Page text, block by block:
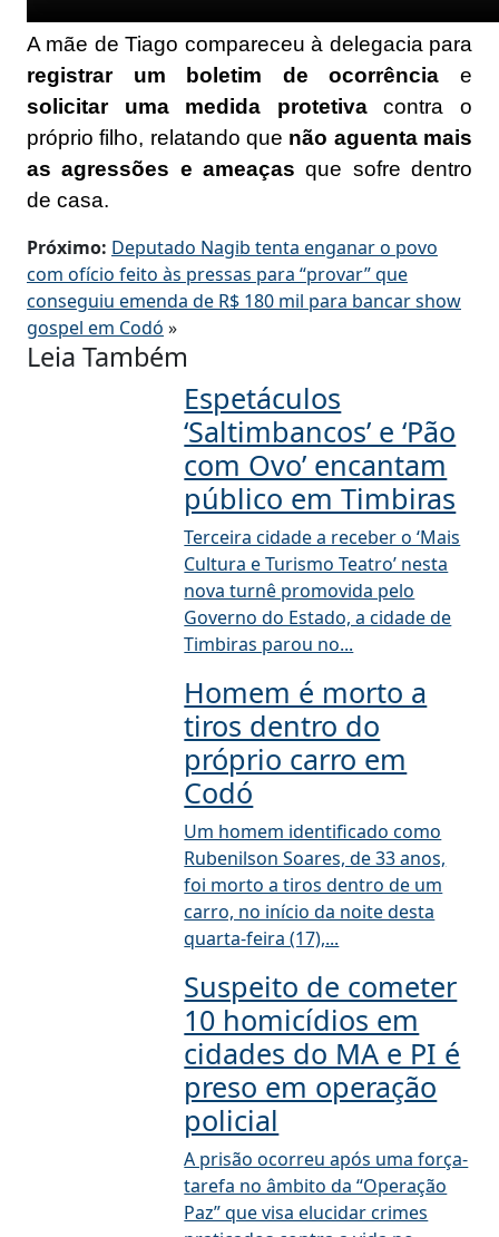
A mãe de Tiago compareceu à delegacia para
registrar um boletim de ocorrência e
solicitar uma medida protetivacontra o
próprio filho, relatando que não aguenta mais
as agressões e ameaças que sofre dentro
de casa.
Próximo: Deputado Nagib tenta enganar o povo
com ofício feito às pressas para “provar” que
conseguiu emenda de R$ 180 mil para bancar show
gospel em Codó »
Leia Também
Espetáculos
‘Saltimbancos’ e ‘Pão
com Ovo’ encantam
público em Timbiras
Terceira cidade a receber o ‘Mais
Cultura e Turismo Teatro’ nesta
nova turnê promovida pelo
Governo do Estado, a cidade de
Timbiras parou no...
Homem é morto a
tiros dentro do
próprio carro em
Codó
Um homem identificado como
Rubenilson Soares, de 33 anos,
foi morto a tiros dentro de um
carro, no início da noite desta
quarta-feira (17),...
Suspeito de cometer
10 homicídios em
cidades do MA e PI é
preso em operação
policial
A prisão ocorreu após uma força-
tarefa no âmbito da “Operação
Paz” que visa elucidar crimes